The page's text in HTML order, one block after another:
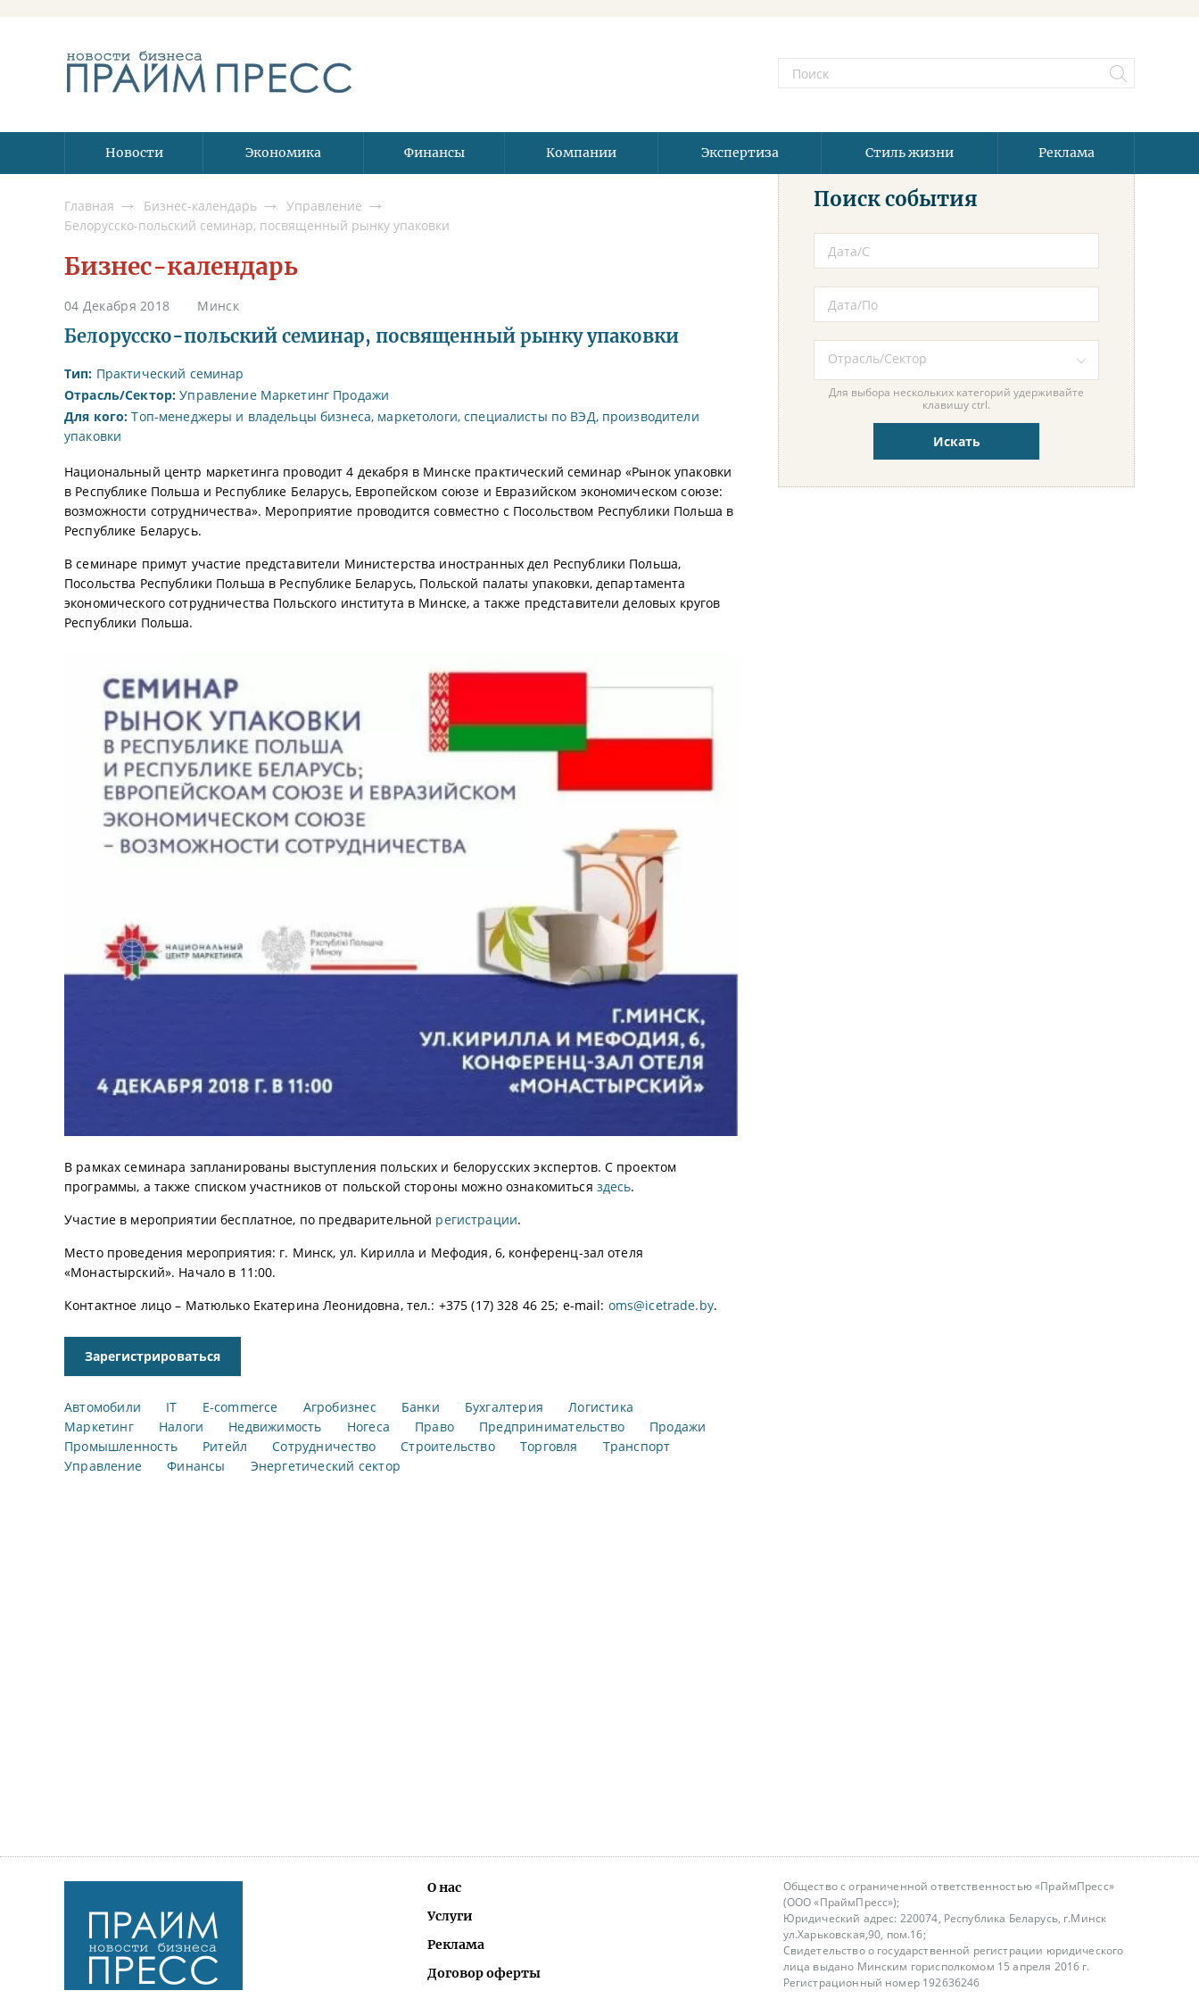
Новости Экономика Финансы Компании Экспертиза Стиль жизни Реклама
Главная Бизнес-календарь
Управление
Белорусско-польский семинар, посвященный рынку упаковки
Бизнес-календарь
04 Декабря 2018 Минск
Белорусско-польский семинар, посвященный рынку упаковки
Тип: Практический семинар
Отрасль/Сектор: Управление Маркетинг Продажи
Для кого: Топ-менеджеры и владельцы бизнеса, маркетологи, специалисты по ВЭД, производители
упаковки
Национальный центр маркетинга проводит 4 декабря в Минске практический семинар «Рынок упаковки
в Республике Польша и Республике Беларусь, Европейском союзе и Евразийском экономическом союзе:
возможности сотрудничества». Мероприятие проводится совместно с Посольством Республики Польша в
Республике Беларусь.
В семинаре примут участие представители Министерства иностранных дел Республики Польша,
Посольства Республики Польша в Республике Беларусь, Польской палаты упаковки, департамента
экономического сотрудничества Польского института в Минске, а также представители деловых кругов
Республики Польша.
В рамках семинара запланированы выступления польских и белорусских экспертов. С проектом
программы, а также списком участников от польской стороны можно ознакомиться здесь.
Участие в мероприятии бесплатное, по предварительной регистрации.
Место проведения мероприятия: г. Минск, ул. Кирилла и Мефодия, 6, конференц-зал отеля
«Монастырский». Начало в 11:00.
Контактное лицо – Матюлько Екатерина Леонидовна, тел.: +375 (17) 328 46 25; e-mail: oms@icetrade.by.
Зарегистрироваться
Автомобили IT E-commerce Агробизнес Банки Бухгалтерия
Логистика
Маркетинг
Налоги Недвижимость Ногеса Право Предпринимательство
Продажи
Промышленность
Ритейл Сотрудничество Строительство Торговля
Транспорт
Управление
Финансы Энергетический сектор
Поиск события
Для выбора нескольких категорий удерживайте
клавишу ctrl.
О нас
Услуги
Реклама
Договор оферты
Общество с ограниченной ответственностью «ПраймПресс»
(ООО «ПраймПресс»);
Юридический адрес: 220074, Республика Беларусь, г.Минск
ул.Харьковская,90, пом.16;
Свидетельство о государственной регистрации юридического
лица выдано Минским горисполкомом 15 апреля 2016 г.
Регистрационный номер 192636246